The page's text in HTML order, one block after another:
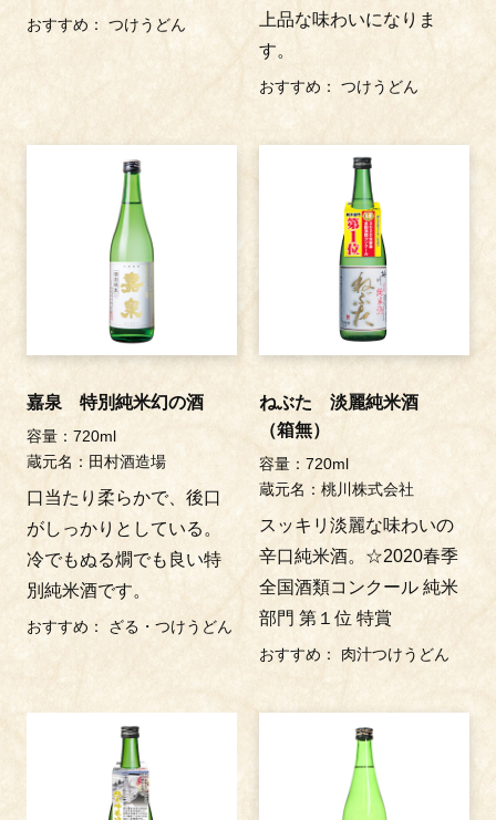
おすすめ つけうどん
上品な味わいになりま
す。
おすすめ つけうどん
嘉泉 特別純米幻の酒
容量：720ml
蔵元名：田村酒造場
口当たり柔らかで、後口
がしっかりとしている。
冷でもぬる燗でも良い特
別純米酒です。
おすすめ ざる・つけうどん
ねぶた 淡麗純米酒
（箱無）
容量：720ml
蔵元名：桃川株式会社
スッキリ淡麗な味わいの
辛口純米酒。☆2020春季
全国酒類コンクール 純米
部門 第１位 特賞
おすすめ 肉汁つけうどん